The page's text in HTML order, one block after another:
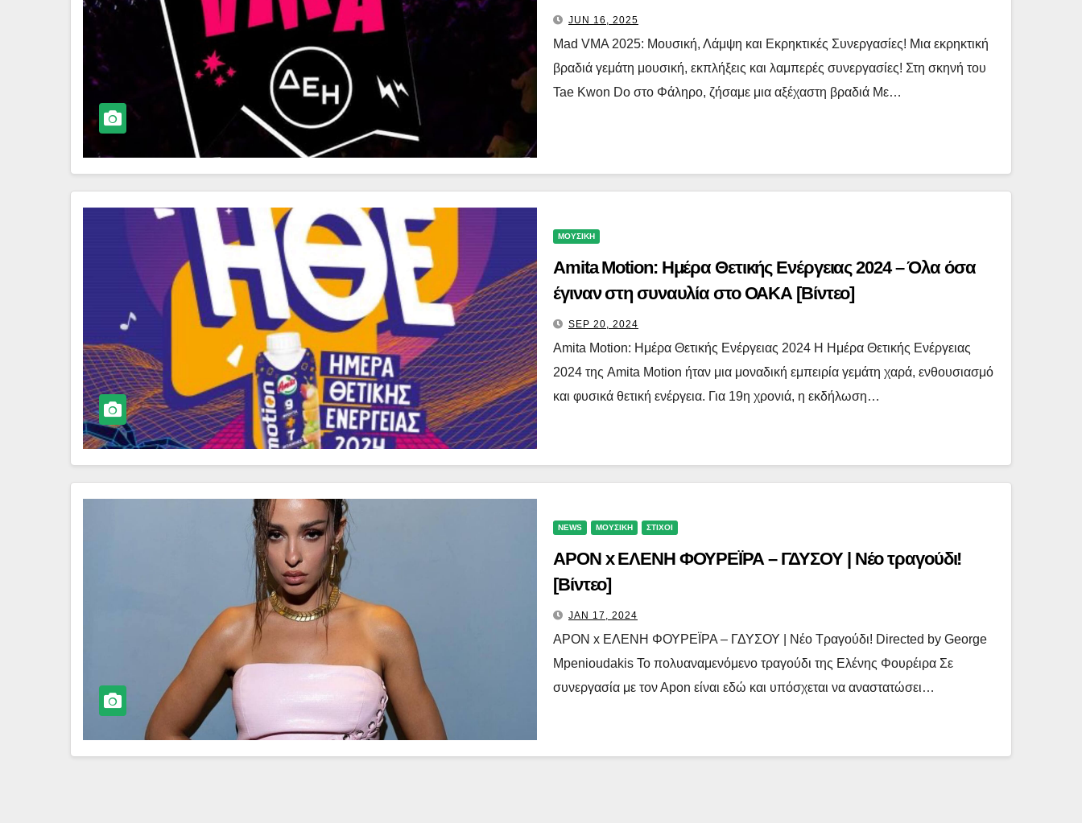
JUN 16, 2025
Mad VMA 2025: Μουσική, Λάμψη και Εκρηκτικές Συνεργασίες! Μια εκρηκτική
βραδιά γεμάτη μουσική, εκπλήξεις και λαμπερές συνεργασίες! Στη σκηνή του
Tae Kwon Do στο Φάληρο, ζήσαμε μια αξέχαστη βραδιά Με…
ΜΟΥΣΙΚΗ
Amita Motion: Ημέρα Θετικής Ενέργειας 2024 – Όλα όσα
έγιναν στη συναυλία στο ΟΑΚΑ [Βίντεο]
SEP 20, 2024
Amita Motion: Ημέρα Θετικής Ενέργειας 2024 Η Ημέρα Θετικής Ενέργειας
2024 της Amita Motion ήταν μια μοναδική εμπειρία γεμάτη χαρά, ενθουσιασμό
και φυσικά θετική ενέργεια. Για 19η χρονιά, η εκδήλωση…
NEWS ΜΟΥΣΙΚΗ ΣΤΙΧΟΙ
APON x ΕΛΕΝΗ ΦΟΥΡΕΪΡΑ – ΓΔΥΣΟΥ | Νέο τραγούδι!
[Βίντεο]
JAN 17, 2024
APON x ΕΛΕΝΗ ΦΟΥΡΕΪΡΑ – ΓΔΥΣΟΥ | Νέο Τραγούδι! Directed by George
Mpenioudakis Το πολυαναμενόμενο τραγούδι της Ελένης Φουρέιρα Σε
συνεργασία με τον Αpon είναι εδώ και υπόσχεται να αναστατώσει…